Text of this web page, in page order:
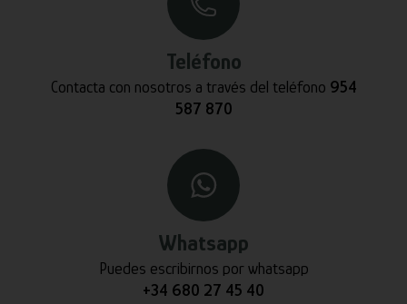
Teléfono
Contacta con nosotros a través del teléfono 954
587 870
Whatsapp
Puedes escribirnos por whatsapp
+34 680 27 45 40